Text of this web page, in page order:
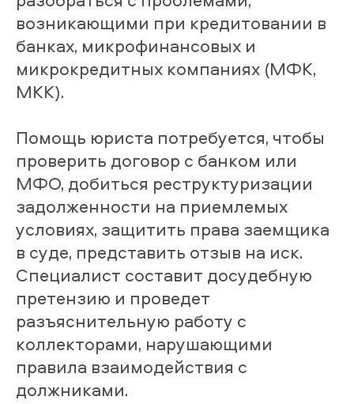
возникающими при кредитовании в
банках, микрофинансовых и
микрокредитных компаниях (МФК,
МКК).
Помощь юриста потребуется, чтобы
проверить договор с банком или
МФО, добиться реструктуризации
задолженности на приемлемых
условиях, защитить права заемщика
в суде, представить отзыв на иск.
Специалист составит досудебную
претензию и проведет
разъяснительную работу с
коллекторами, нарушающими
правила взаимодействия с
должниками.